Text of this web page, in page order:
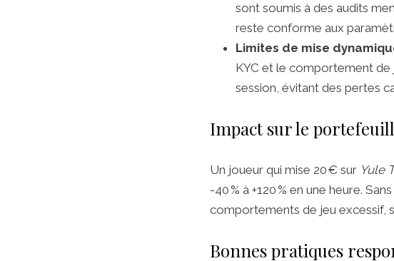
sont soumis à des audits
reste conforme aux
Limites de mise
KYC et le comportement
session, évitant des pertes
Impact sur le
Un joueur qui mise 20 € sur Yule
-40 % à +120 % en une heure.
comportements de jeu excessif,
Bonnes pratiques